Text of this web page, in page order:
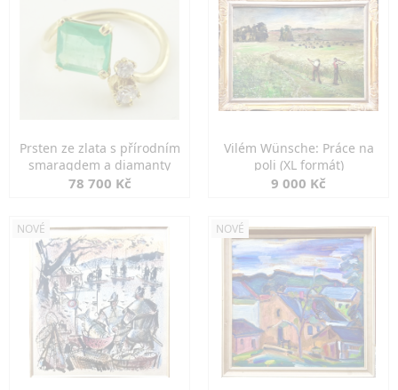
Prsten ze zlata s přírodním
smaragdem a diamanty
78 700 Kč
Vilém Wünsche: Práce na
poli (XL formát)
9 000 Kč
NOVÉ NOVÉ